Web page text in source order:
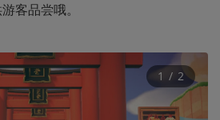
客品尝哦。
1 / 2